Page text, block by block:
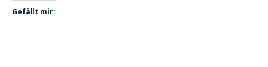
Gefällt mir: